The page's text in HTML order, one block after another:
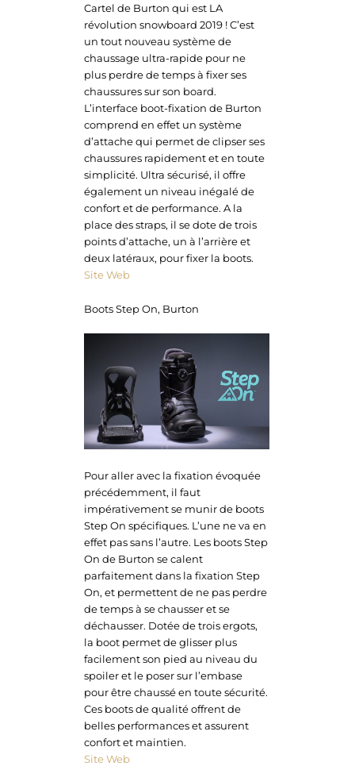
Cartel de Burton qui est LA
révolution snowboard 2019 ! C’est
un tout nouveau système de
chaussage ultra-rapide pour ne
plus perdre de temps à fixer ses
chaussures sur son board.
L’interface boot-fixation de Burton
comprend en effet un système
d’attache qui permet de clipser ses
chaussures rapidement et en toute
simplicité. Ultra sécurisé, il offre
également un niveau inégalé de
confort et de performance. A la
place des straps, il se dote de trois
points d’attache, un à l’arrière et
deux latéraux, pour fixer la boots.
Site Web
Boots Step On, Burton
Pour aller avec la fixation évoquée
précédemment, il faut
impérativement se munir de boots
Step On spécifiques. L’une ne va en
effet pas sans l’autre. Les boots Step
On de Burton se calent
parfaitement dans la fixation Step
On, et permettent de ne pas perdre
de temps à se chausser et se
déchausser. Dotée de trois ergots,
la boot permet de glisser plus
facilement son pied au niveau du
spoiler et le poser sur l’embase
pour être chaussé en toute sécurité.
Ces boots de qualité offrent de
belles performances et assurent
confort et maintien.
Site Web